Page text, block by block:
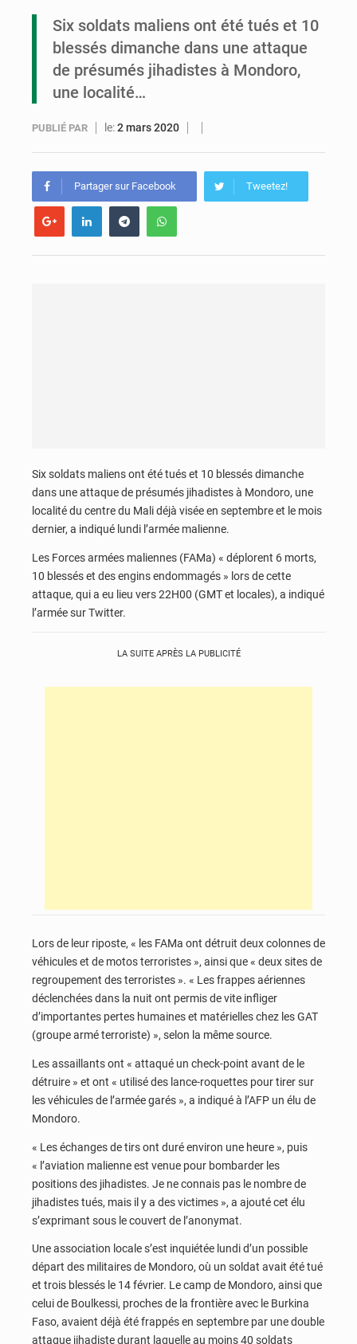
Six soldats maliens ont été tués et 10
blessés dimanche dans une attaque
de présumés jihadistes à Mondoro,
une localité…
PUBLIÉ PAR le:2 mars 2020
Partager sur Facebook Tweetez!
Six soldats maliens ont été tués et 10 blessés dimanche
dans une attaque de présumés jihadistes à Mondoro, une
localité du centre du Mali déjà visée en septembre et le mois
dernier, a indiqué lundi l’armée malienne.
Les Forces armées maliennes (FAMa) « déplorent 6 morts,
10 blessés et des engins endommagés » lors de cette
attaque, qui a eu lieu vers 22H00 (GMT et locales), a indiqué
l’armée sur Twitter.
LA SUITE APRÈS LA PUBLICITÉ
Lors de leur riposte, « les FAMa ont détruit deux colonnes de
véhicules et de motos terroristes », ainsi que « deux sites de
regroupement des terroristes ». « Les frappes aériennes
déclenchées dans la nuit ont permis de vite infliger
d’importantes pertes humaines et matérielles chez les GAT
(groupe armé terroriste) », selon la même source.
Les assaillants ont « attaqué un check-point avant de le
détruire » et ont « utilisé des lance-roquettes pour tirer sur
les véhicules de l’armée garés », a indiqué à l’AFP un élu de
Mondoro.
« Les échanges de tirs ont duré environ une heure », puis
« l’aviation malienne est venue pour bombarder les
positions des jihadistes. Je ne connais pas le nombre de
jihadistes tués, mais il y a des victimes », a ajouté cet élu
s’exprimant sous le couvert de l’anonymat.
Une association locale s’est inquiétée lundi d’un possible
départ des militaires de Mondoro, où un soldat avait été tué
et trois blessés le 14 février. Le camp de Mondoro, ainsi que
celui de Boulkessi, proches de la frontière avec le Burkina
Faso, avaient déjà été frappés en septembre par une double
attaque jihadiste durant laquelle au moins 40 soldats